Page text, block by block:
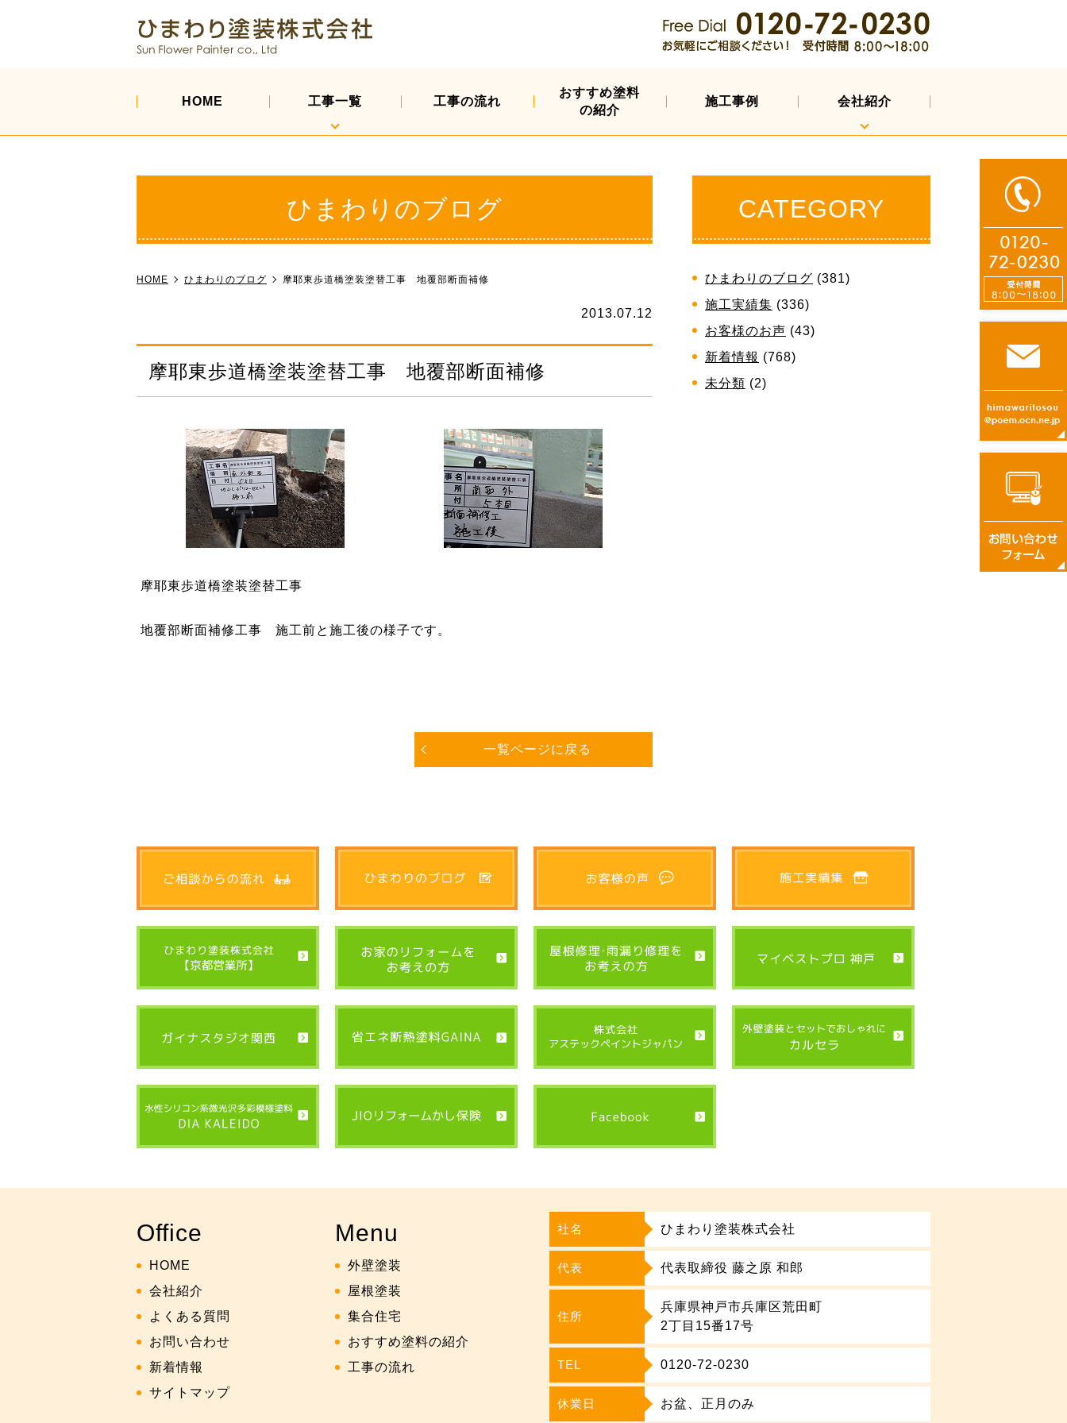
HOME 工事一覧 工事の流れ
おすすめ塗料
の紹介
施工事例 会社紹介
ひまわりのブログ
HOME ひまわりのブログ 摩耶東歩道橋塗装塗替工事 地覆部断面補修
2013.07.12
摩耶東歩道橋塗装塗替工事 地覆部断面補修
摩耶東歩道橋塗装塗替工事
地覆部断面補修工事 施工前と施工後の様子です。
CATEGORY
ひまわりのブログ (381)
施工実績集 (336)
お客様のお声 (43)
新着情報 (768)
未分類 (2)
一覧ページに戻る
Office
HOME
会社紹介
よくある質問
お問い合わせ
新着情報
サイトマップ
Menu
外壁塗装
屋根塗装
集合住宅
おすすめ塗料の紹介
工事の流れ
社名 ひまわり塗装株式会社
代表 代表取締役 藤之原 和郎
住所
兵庫県神戸市兵庫区荒田町
2丁目15番17号
TEL 0120-72-0230
休業日 お盆、正月のみ